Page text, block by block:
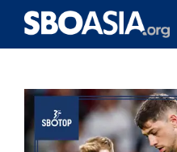
Langsung
isi